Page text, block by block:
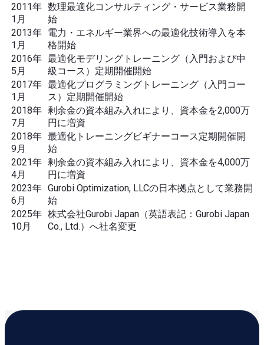
2011年
1月
数理最適化コンサルティング・サービス業務開
始
2013年
1月
電力・エネルギー業界への最適化技術導入を本
格開始
2016年
5月
最適化モデリングトレーニング（入門および中
級コース）定期開催開始
2017年
1月
最適化プログラミングトレーニング（入門コー
ス）定期開催開始
2018年
7月
剰余金の資本組み入れにより、資本金を2,000万
円に増資
2018年
9月
最適化トレーニングビギナーコース定期開催開
始
2021年
4月
剰余金の資本組み入れにより、資本金を4,000万
円に増資
2023年
6月
Gurobi Optimization, LLCの日本拠点として業務開
始
2025年
10月
株式会社Gurobi Japan（英語表記：Gurobi Japan
Co., Ltd.）へ社名変更